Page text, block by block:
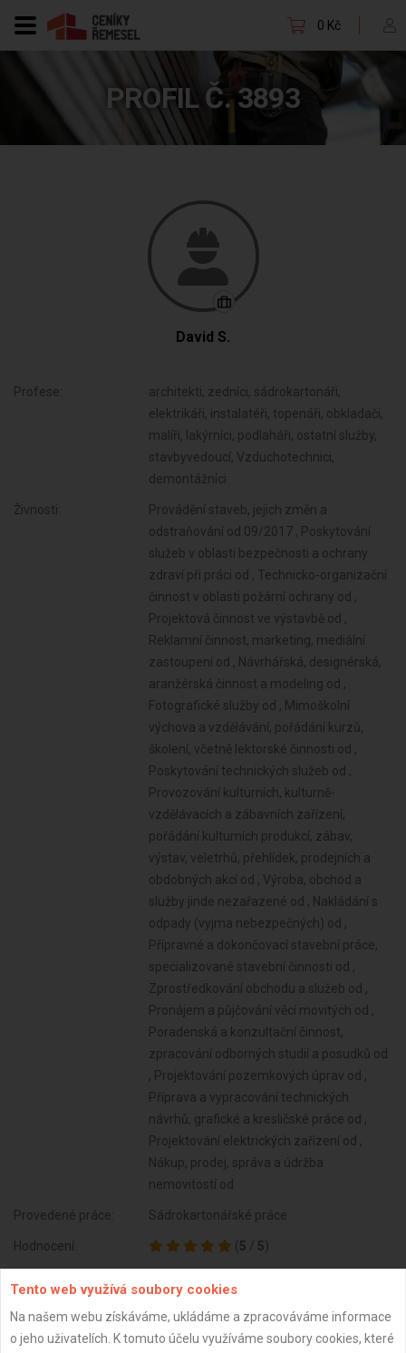
0 Kč
PROFIL Č. 3893
David S.
Profese:
architekti, zedníci, sádrokartonáři,
elektrikáři, instalatéři, topenáři, obkladači,
malíři, lakýrníci, podlaháři, ostatní služby,
stavbyvedoucí, Vzduchotechnici,
demontážníci
Živnosti:
Provádění staveb, jejich změn a
odstraňování od 09/2017 , Poskytování
služeb v oblasti bezpečnosti a ochrany
zdraví při práci od , Technicko-organizační
činnost v oblasti požární ochrany od ,
Projektová činnost ve výstavbě od ,
Reklamní činnost, marketing, mediální
zastoupení od , Návrhářská, designérská,
aranžérská činnost a modeling od ,
Fotografické služby od , Mimoškolní
výchova a vzdělávání, pořádání kurzů,
školení, včetně lektorské činnosti od ,
Poskytování technických služeb od ,
Provozování kulturních, kulturně-
vzdělávacích a zábavních zařízení,
pořádání kulturních produkcí, zábav,
výstav, veletrhů, přehlídek, prodejních a
obdobných akcí od , Výroba, obchod a
služby jinde nezařazené od , Nakládání s
odpady (vyjma nebezpečných) od ,
Přípravné a dokončovací stavební práce,
specializované stavební činnosti od ,
Zprostředkování obchodu a služeb od ,
Pronájem a půjčování věcí movitých od ,
Poradenská a konzultační činnost,
zpracování odborných studií a posudků od
, Projektování pozemkových úprav od ,
Příprava a vypracování technických
návrhů, grafické a kresličské práce od ,
Projektování elektrických zařízení od ,
Nákup, prodej, správa a údržba
nemovitostí od
Provedené práce: Sádrokartonářské práce
Hodnocení: ( 5 / 5)
DPH: Plátce
Tento web využívá soubory cookies
Na našem webu získáváme, ukládáme a zpracováváme informace
o jeho uživatelích. K tomuto účelu využíváme soubory cookies, které